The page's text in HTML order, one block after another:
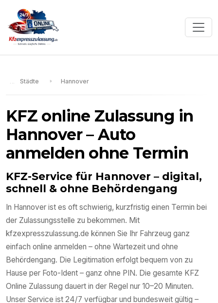
Städte Hannover
KFZ online Zulassung in
Hannover– Auto
anmelden ohne Termin
KFZ-Service für Hannover – digital,
schnell & ohne Behördengang
In Hannover ist es oft schwierig, kurzfristig einen Termin bei
der Zulassungsstelle zu bekommen. Mit
kfzexpresszulassung.de können Sie Ihr Fahrzeug ganz
einfach online anmelden – ohne Wartezeit und ohne
Behördengang. Die Legitimation erfolgt bequem von zu
Hause per Foto-Ident – ganz ohne PIN. Die gesamte KFZ
Online Zulassung dauert in der Regel nur 10–20 Minuten.
Unser Service ist 24/7 verfügbar und bundesweit gültig –